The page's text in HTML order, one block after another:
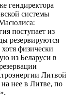
гендиректора
системы
поступает из
резервируются
физически
из Беларуси в
Литвой
нее в Литве, по